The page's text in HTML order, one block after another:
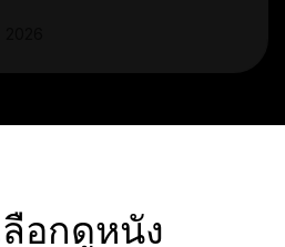
อกดูหนัง